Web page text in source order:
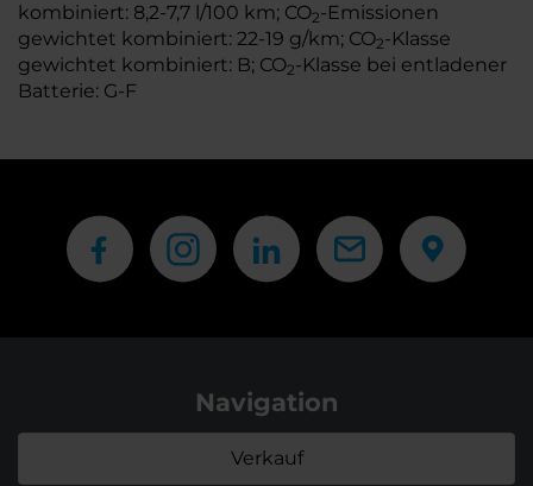
kombiniert: 8,2-7,7 l/100 km; CO2-Emissionen
gewichtet kombiniert: 22-19 g/km; CO2-Klasse
gewichtet kombiniert: B; CO2-Klasse bei entladener
Batterie: G-F
Navigation
Verkauf